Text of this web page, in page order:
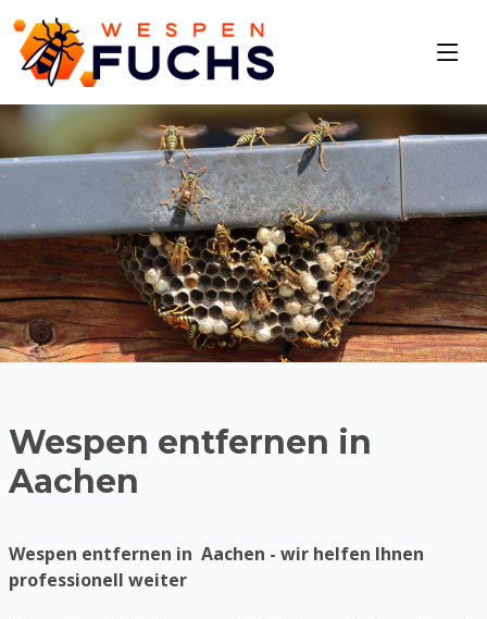
Wespen entfernen in
Aachen
Wespen entfernen in Aachen - wir helfen Ihnen
professionell weiter